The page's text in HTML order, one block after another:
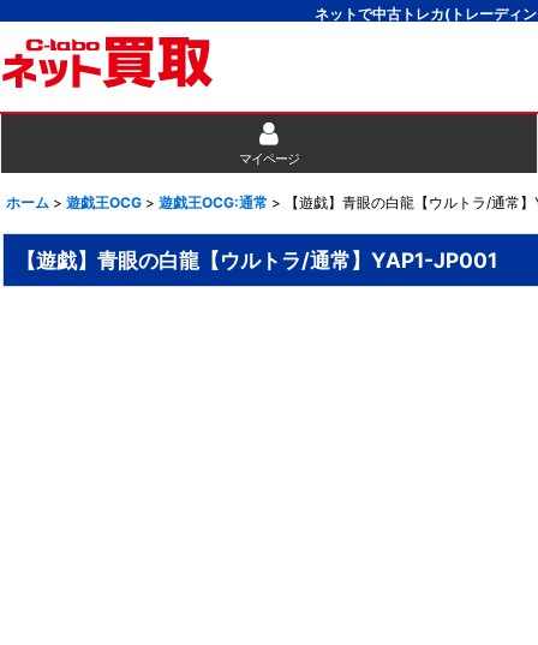
ネットで中古トレカ(トレーディ
マイページ
ホーム > 遊戯王OCG > 遊戯王OCG:通常 > 【遊戯】青眼の白龍【ウルトラ/通常
【遊戯】青眼の白龍【ウルトラ/通常】YAP1-JP001